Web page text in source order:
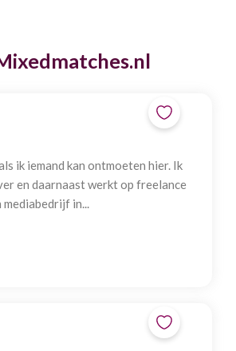
ik iemand kan ontmoeten hier. Ik
en daarnaast werkt op freelance
in...